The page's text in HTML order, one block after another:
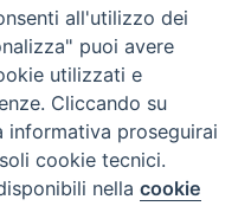
delle
Pastorali
ambiti pastorali,
- ultimi -
la Forania del
ottobre) e il
27 ottobre)..
Preferenze Cookie
all'utilizzo dei
puoi avere
utilizzati e
Cliccando su
proseguirai
cookie tecnici.
nellacookie